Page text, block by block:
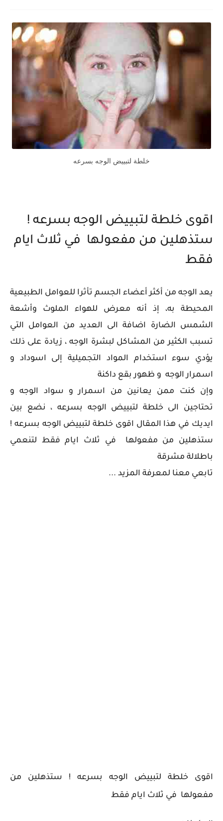
خلطة لتبييض الوجه بسرعه
اقوى خلطة لتبييض الوجه بسرعه !
ستذهلين من مفعولها في ثلاث ايام
فقط
يعد الوجه من أكثر أعضاء الجسم تأثرا للعوامل الطبيعية
المحيطة به، إذ أنه معرض للهواء الملوث وأشعة
الشمس الضارة اضافة الى العديد من العوامل التي
تسبب الكثير من المشاكل لبشرة الوجه ، زيادة على ذلك
يؤدي سوء استخدام المواد التجميلية إلى اسوداد و
اسمرار الوجه و ظهور بقع داكنة
وإن كنت ممن يعانين من اسمرار و سواد الوجه و
تحتاجين الى خلطة لتبييض الوجه بسرعه ، نضع بين
ايديك في هذا المقال اقوى خلطة لتبييض الوجه بسرعه !
ستذهلين من مفعولها في ثلاث ايام فقط لتنعمي
باطلالة مشرقة
تابعي معنا لمعرفة المزيد ...
اقوى خلطة لتبييض الوجه بسرعه ! ستذهلين من
مفعولها في ثلاث ايام فقط